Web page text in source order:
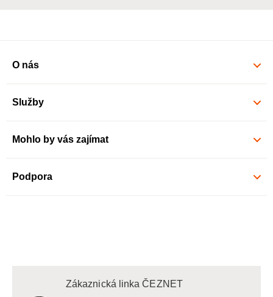
O nás
Služby
Mohlo by vás zajímat
Podpora
Zákaznická linka ČEZNET